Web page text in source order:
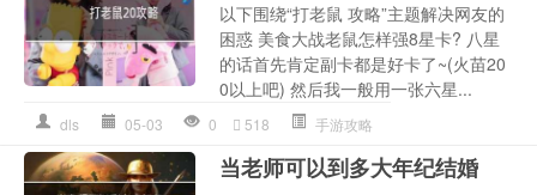
以下围绕“打老鼠 攻略”主题解决网友的
困惑 美食大战老鼠怎样强8星卡? 八星
的话首先肯定副卡都是好卡了~(火苗20
0以上吧) 然后我一般用一张六星...
dls 05-03 0 518 手游攻略
当老师可以到多大年纪结婚